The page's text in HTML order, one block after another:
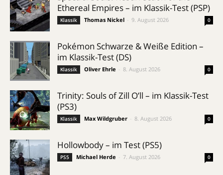
Ethereal Empires – im Klassik-Test (PSP)
Klassik Thomas Nickel 9. August 2026 0
Pokémon Schwarze & Weiße Edition –
im Klassik-Test (DS)
Klassik Oliver Ehrle 8. August 2026 0
Trinity: Souls of Zill O’ll – im Klassik-Test
(PS3)
Klassik Max Wildgruber 8. August 2026 0
Hollowbody – im Test (PS5)
PS5 Michael Herde 7. August 2026 0